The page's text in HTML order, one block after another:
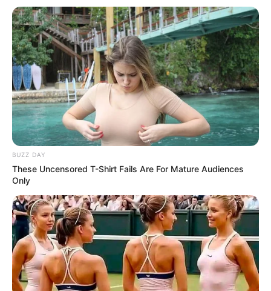
2 cucharadas de hojas secas de
manzanilla
2 tazas de agua
Preparación:
Hierve el agua y agrega las hojas de
manzanilla.
Deja reposar hasta que enfríe.
Usa el líquido como último enjuague
Beneficios:
Aporta brillo y suavidad al cabello, ayudando a
reducir la irritación en el cuero cabelludo.
BUZZ DAY
These Uncensored T-Shirt Fails Are For Mature Audiences
Only